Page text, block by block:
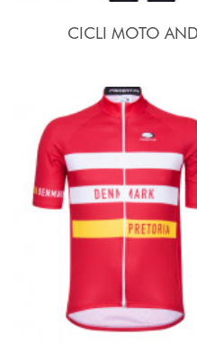
CICLI MOTO